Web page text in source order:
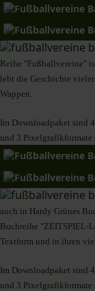
Reihe "Fußballvereine"
lebt die Geschichte
Wappen.
Im Downloadpaket sind
und 3 Pixelgrafikformate
auch in Hardy Grünes
Buchreihe "ZEITSPIEL-
Textform und in ihren
Im Downloadpaket sind
und 3 Pixelgrafikformate